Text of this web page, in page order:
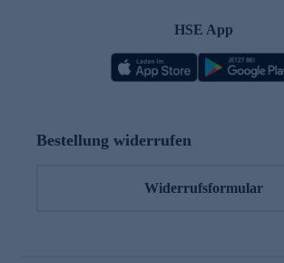
HSE App
Bestellung widerrufen
Widerrufsformular